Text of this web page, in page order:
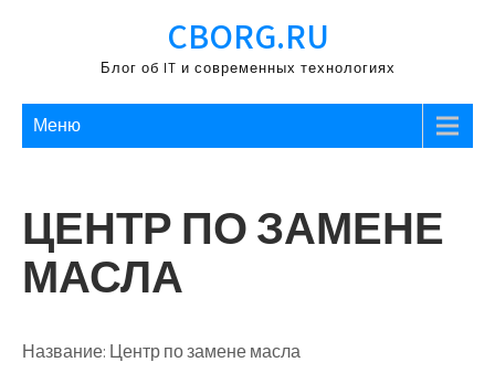
содержимому
CBORG.RU
Блог об IT и современных технологиях
Меню
ЦЕНТР ПО ЗАМЕНЕ
МАСЛА
Название: Центр по замене масла